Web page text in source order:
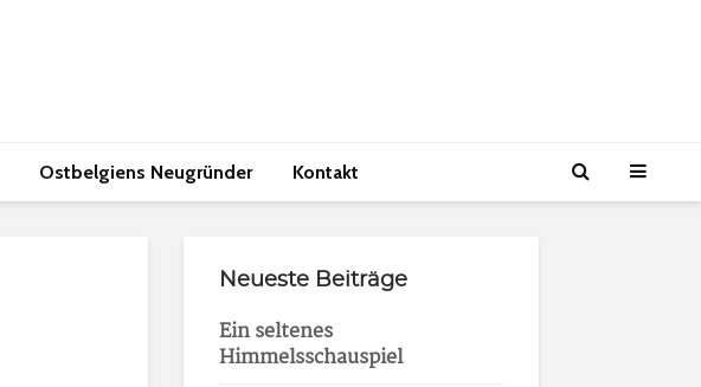
Ostbelgiens Neugründer Kontakt
Neueste Beiträge
Ein seltenes
Himmelsschauspiel